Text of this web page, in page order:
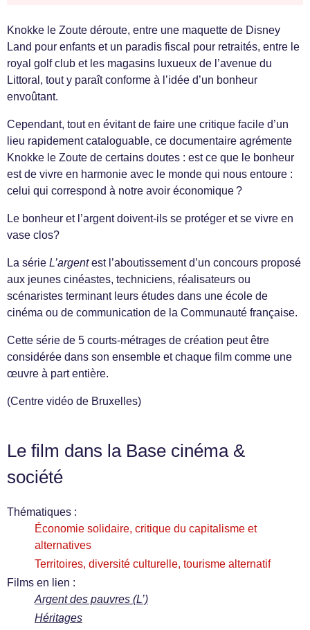
Knokke le Zoute déroute, entre une maquette de Disney
Land pour enfants et un paradis fiscal pour retraités, entre le
royal golf club et les magasins luxueux de l’avenue du
Littoral, tout y paraît conforme à l’idée d’un bonheur
envoûtant.
Cependant, tout en évitant de faire une critique facile d’un
lieu rapidement cataloguable, ce documentaire agrémente
Knokke le Zoute de certains doutes : est ce que le bonheur
est de vivre en harmonie avec le monde qui nous entoure :
celui qui correspond à notre avoir économique ?
Le bonheur et l’argent doivent-ils se protéger et se vivre en
vase clos?
La série L’argentest l’aboutissement d’un concours proposé
aux jeunes cinéastes, techniciens, réalisateurs ou
scénaristes terminant leurs études dans une école de
cinéma ou de communication de la Communauté française.
Cette série de 5 courts-métrages de création peut être
considérée dans son ensemble et chaque film comme une
œuvre à part entière.
(Centre vidéo de Bruxelles)
Le film dans la Base cinéma &
société
Thématiques :
Économie solidaire, critique du capitalisme et
alternatives
Territoires, diversité culturelle, tourisme alternatif
Films en lien :
Argent des pauvres (L’)
Héritages